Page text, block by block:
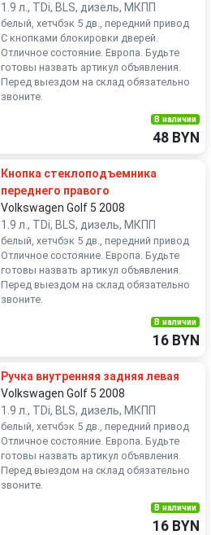
1.9 л., TDi, BLS, дизель, МКПП
белый, хетчбэк 5 дв., передний привод
С кнопками блокировки дверей.
Отличное состояние. Европа. Будьте
готовы назвать артикул объявления.
Перед выездом на склад обязательно
звоните.
В наличии
48 BYN
Кнопка стеклоподъемника
переднего правого
Volkswagen Golf 5 2008
1.9 л., TDi, BLS, дизель, МКПП
белый, хетчбэк 5 дв., передний привод
Отличное состояние. Европа. Будьте
готовы назвать артикул объявления.
Перед выездом на склад обязательно
звоните.
В наличии
16 BYN
Ручка внутренняя задняя левая
Volkswagen Golf 5 2008
1.9 л., TDi, BLS, дизель, МКПП
белый, хетчбэк 5 дв., передний привод
Отличное состояние. Европа. Будьте
готовы назвать артикул объявления.
Перед выездом на склад обязательно
звоните.
В наличии
16 BYN